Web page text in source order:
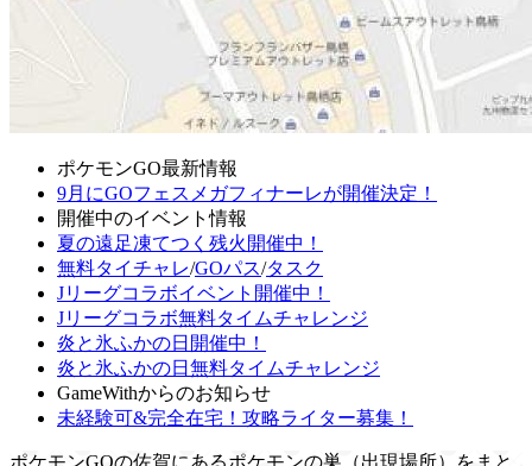
ポケモンGO最新情報
9月にGOフェスメガフィナーレが開催決定！
開催中のイベント情報
夏の遠足凍てつく残火開催中！
無料タイチャレ/GOパス/タスク
Jリーグコラボイベント開催中！
Jリーグコラボ無料タイムチャレンジ
炎と氷ふかの日開催中！
炎と氷ふかの日無料タイムチャレンジ
GameWithからのお知らせ
未経験可&完全在宅！攻略ライター募集！
ポケモンGOの佐賀にあるポケモンの巣（出現場所）をまと